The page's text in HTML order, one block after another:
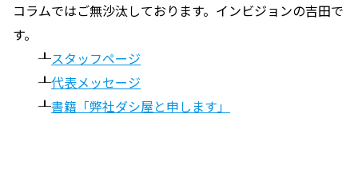
コラムではご無沙汰しております。インビジョンの吉田で
す。
┸スタッフページ
┸代表メッセージ
┸書籍「弊社ダシ屋と申します」